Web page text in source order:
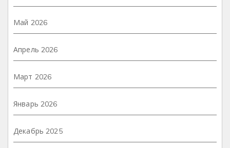
Май 2026
Апрель 2026
Март 2026
Январь 2026
Декабрь 2025